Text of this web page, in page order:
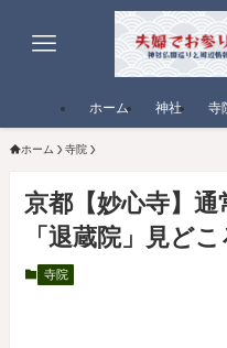
ホーム 神社 寺
ホーム 寺院
京都【妙心寺】
「退蔵院」見どこ
寺院